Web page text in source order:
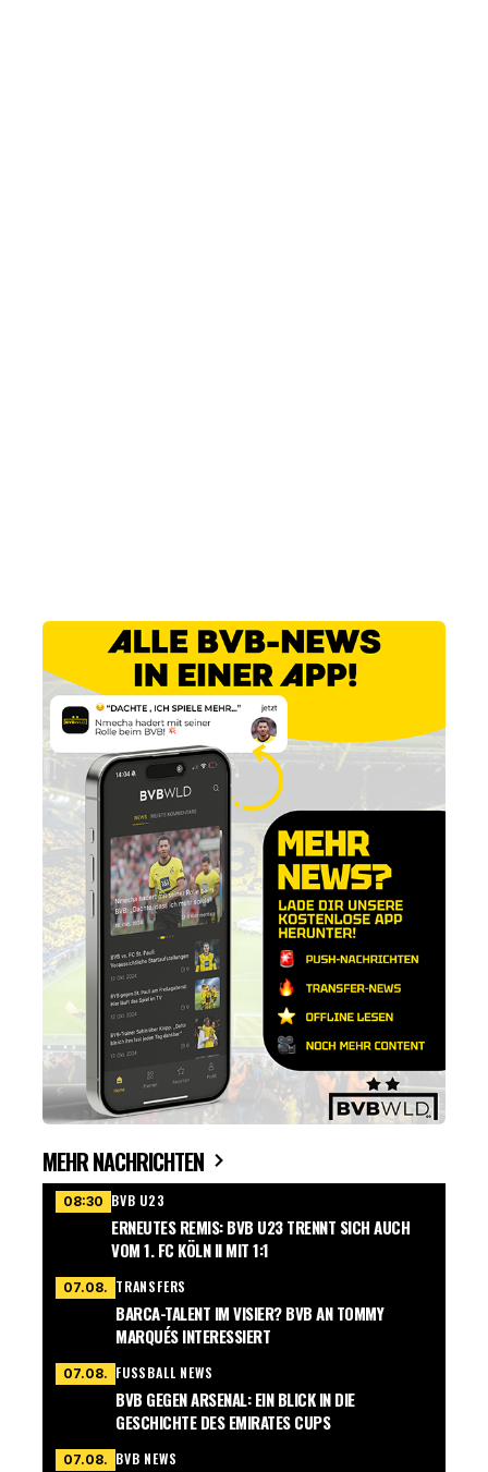
MEHR NACHRICHTEN
08:30 BVB U23
ERNEUTES REMIS: BVB U23 TRENNT SICH AUCH
VOM 1. FC KÖLN II MIT 1:1
07.08. TRANSFERS
BARCA-TALENT IM VISIER? BVB AN TOMMY
MARQUÉS INTERESSIERT
07.08. FUSSBALL NEWS
BVB GEGEN ARSENAL: EIN BLICK IN DIE
GESCHICHTE DES EMIRATES CUPS
07.08. BVB NEWS